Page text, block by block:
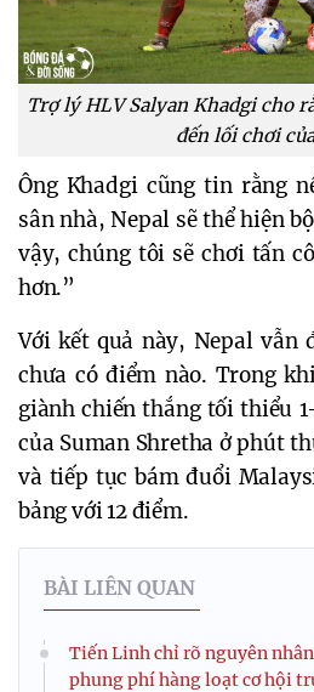
Trợ lý HLV Salyan Khadgi cho
đến lối chơi
Ông Khadgi cũng tin rằng
sân nhà, Nepal sẽ thể hiện
vậy, chúng tôi sẽ chơi tấn
hơn.”
Với kết quả này, Nepal vẫn
chưa có điểm nào. Trong
giành chiến thắng tối thiểu
của Suman Shretha ở phút
và tiếp tục bám đuổi
bảng với 12 điểm.
BÀI LIÊN QUAN
Tiến Linh chỉ rõ nguyên
phung phí hàng loạt cơ hội